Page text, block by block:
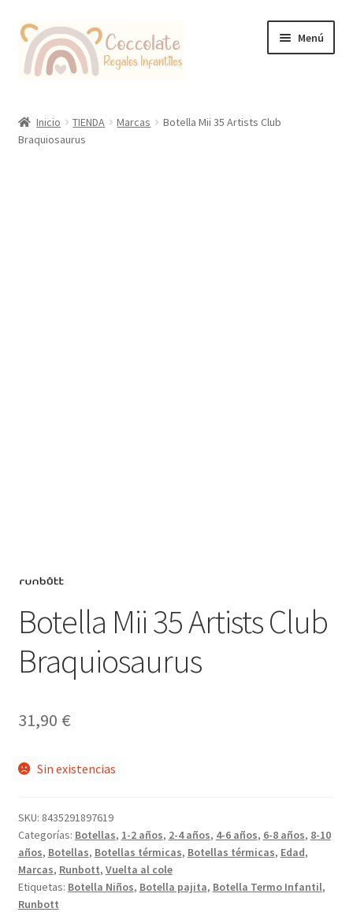
Ir
la
Ir
contenido
Menú
Coccolate Puericultura y Juguetería Educativa
Inicio TIENDA Marcas
Botella Mii 35 Artists Club
Braquiosaurus
Botella Mii 35 Artists Club
Braquiosaurus
31,90 €
Sin existencias
SKU: 8435291897619
Categorías: Botellas, 1-2 años, 2-4 años, 4-6 años, 6-8 años, 8-10
años, Botellas, Botellas térmicas, Botellas térmicas, Edad,
Marcas, Runbott, Vuelta al cole
Etiquetas: Botella Niños, Botella pajita, Botella Termo Infantil,
Runbott